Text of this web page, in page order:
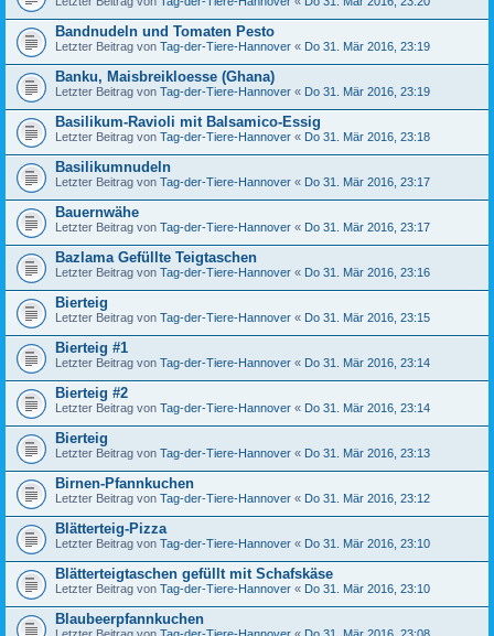
Bandnudeln und Tomaten Pesto
Letzter Beitrag von Tag-der-Tiere-Hannover « Do 31. Mär 2016, 23:19
Banku, Maisbreikloesse (Ghana)
Letzter Beitrag von Tag-der-Tiere-Hannover « Do 31. Mär 2016, 23:19
Basilikum-Ravioli mit Balsamico-Essig
Letzter Beitrag von Tag-der-Tiere-Hannover « Do 31. Mär 2016, 23:18
Basilikumnudeln
Letzter Beitrag von Tag-der-Tiere-Hannover « Do 31. Mär 2016, 23:17
Bauernwähe
Letzter Beitrag von Tag-der-Tiere-Hannover « Do 31. Mär 2016, 23:17
Bazlama Gefüllte Teigtaschen
Letzter Beitrag von Tag-der-Tiere-Hannover « Do 31. Mär 2016, 23:16
Bierteig
Letzter Beitrag von Tag-der-Tiere-Hannover « Do 31. Mär 2016, 23:15
Bierteig #1
Letzter Beitrag von Tag-der-Tiere-Hannover « Do 31. Mär 2016, 23:14
Bierteig #2
Letzter Beitrag von Tag-der-Tiere-Hannover « Do 31. Mär 2016, 23:14
Bierteig
Letzter Beitrag von Tag-der-Tiere-Hannover « Do 31. Mär 2016, 23:13
Birnen-Pfannkuchen
Letzter Beitrag von Tag-der-Tiere-Hannover « Do 31. Mär 2016, 23:12
Blätterteig-Pizza
Letzter Beitrag von Tag-der-Tiere-Hannover « Do 31. Mär 2016, 23:10
Blätterteigtaschen gefüllt mit Schafskäse
Letzter Beitrag von Tag-der-Tiere-Hannover « Do 31. Mär 2016, 23:10
Blaubeerpfannkuchen